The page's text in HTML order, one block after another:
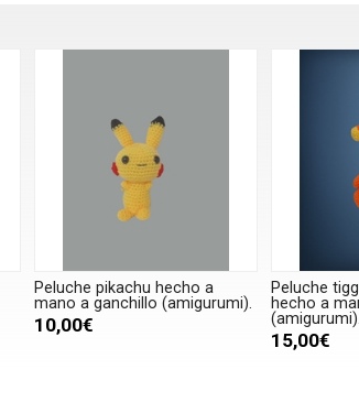
Peluche pikachu hecho a
mano a ganchillo (amigurumi).
10,00€
Peluche
hecho a
(amigurumi).
15,00€